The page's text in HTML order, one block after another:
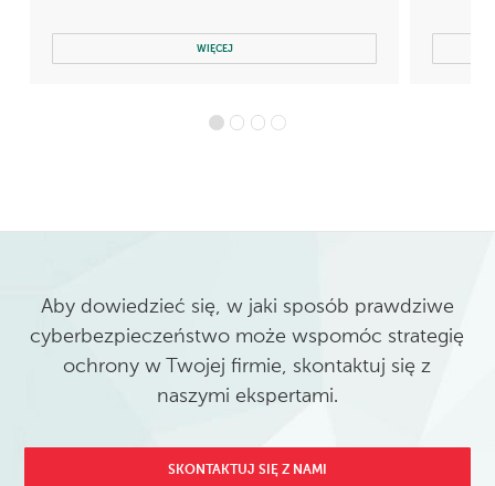
WIĘCEJ
Aby dowiedzieć się, w jaki sposób prawdziwe
cyberbezpieczeństwo może wspomóc strategię
ochrony w Twojej firmie, skontaktuj się z
naszymi ekspertami.
SKONTAKTUJ SIĘ Z NAMI